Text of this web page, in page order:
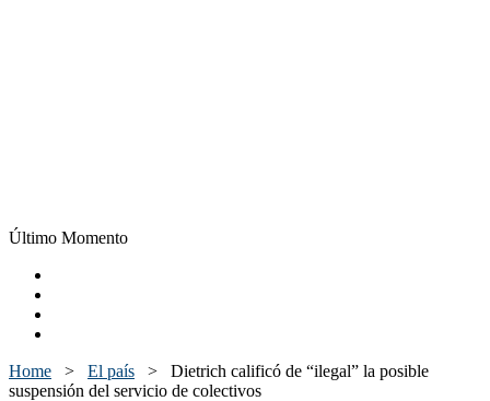
Último Momento
Home > El país > Dietrich calificó de “ilegal” la posible
suspensión del servicio de colectivos